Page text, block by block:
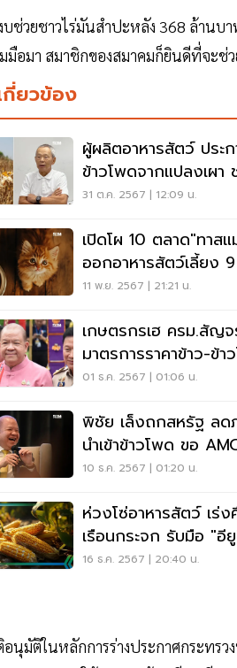
วยชาวไร่มันสำปะหลัง 368 ล้านบ
มือมา สมาชิกของสมาคมก็ยินดีที่จะ
กี่ยวข้อง
ผู้ผลิตอาหารสัตว์ ประ
ข้าวโพดจากแปลงเผา
PM2.5
31 ต.ค. 2567 | 12:09 น.
เปิดโผ 10 ตลาด"ทาส
ออกอาหารสัตว์เลี้ยง
หมื่นล้าน
11 พ.ย. 2567 | 21:21 น.
เกษตรกรเฮ ครม.สัญจ
มาตรการราคาข้าว-ข้า
67/68 วงเงิน 9.9 พัน
01 ธ.ค. 2567 | 01:06 น.
พิชัย เล็งถกสหรัฐ ลด
นำเข้าข้าวโพด ขอ
ระบอกเสียง
10 ธ.ค. 2567 | 01:20 น.
ห่วงโซ่อาหารสัตว์ เร่
เรือนกระจก รับมือ "
ออก
16 ธ.ค. 2567 | 20:40 น.
นุมัติในหลักการร่างประกาศกระทร